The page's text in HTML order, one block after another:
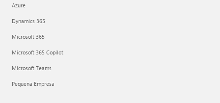
Azure
Dynamics 365
Microsoft 365
Microsoft 365 Copilot
Microsoft Teams
Pequena Empresa